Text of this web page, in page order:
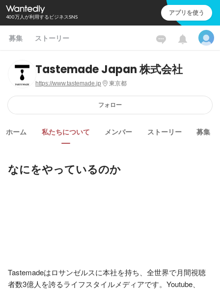
400万人が利用するビジネスSNS アプリを使う
募集 ストーリー
Tastemade Japan 株式会社
https://www.tastemade.jp 東京都
フォロー
ホーム 私たちについて メンバー ストーリー 募集
なにをやっているのか
Tastemadeはロサンゼルスに本社を持ち、全世界で月間視聴
者数3億人を誇るライフスタイルメディアです。Youtube、